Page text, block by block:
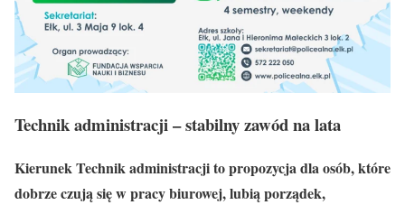
Technik administracji– stabilny zawód na lata
Kierunek Technik administracji to propozycja dla osób, które
dobrze czują się w pracy biurowej, lubią porządek,